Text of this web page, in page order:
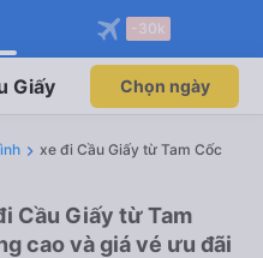
ngay!
viên độc
Mở app
máy bay qua
Mở app
-30k
Giấy Chọn ngày
xe đi Cầu Giấy từ Tam Cốc
Cầu Giấy từ Tam
cao và giá vé ưu đãi